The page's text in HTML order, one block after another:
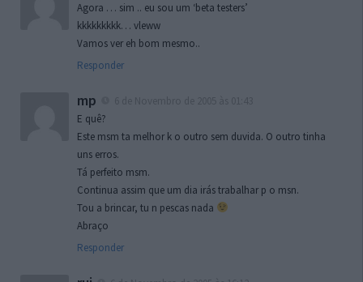
Agora … sim .. eu sou um ‘beta testers’
kkkkkkkkk… vleww
Vamos ver eh bom mesmo..
Responder
mp
E quê?
Este msm ta melhor k o outro sem duvida. O outro tinha
uns erros.
Tá perfeito msm.
Continua assim que um dia irás trabalhar p o msn.
Tou a brincar, tu n pescas nada
Abraço
Responder